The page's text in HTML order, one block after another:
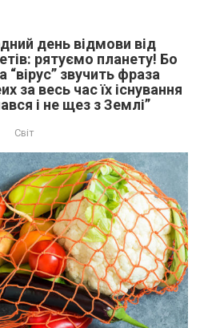
день відмови від
рятуємо планету! Бо
звучить фраза
за весь час їх існування
і не щез з Землі”
Світ